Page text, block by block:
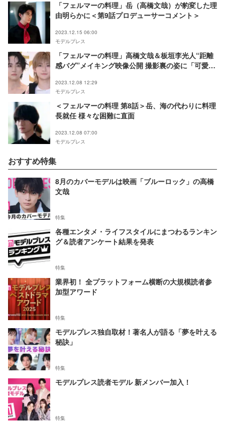
「フェルマーの料理」岳（高橋文哉）が豹変した理
由明らかに＜第9話プロデューサーコメント＞
2023.12.15 06:00
モデルプレス
「フェルマーの料理」高橋文哉＆板垣李光人“距離
感バグ”メイキング映像公開 撮影裏の姿に「可愛す
2023.12.08 12:29
モデルプレス
＜フェルマーの料理 第8話＞岳、海の代わりに料理
長就任 様々な困難に直面
2023.12.08 07:00
モデルプレス
おすすめ特集
8月のカバーモデルは映画「ブルーロック」の高橋
文哉
特集
各種エンタメ・ライフスタイルにまつわるランキン
グ＆読者アンケート結果を発表
特集
業界初！ 全プラットフォーム横断の大規模読者参
加型アワード
特集
モデルプレス独自取材！著名人が語る「夢を叶える
秘訣」
特集
モデルプレス読者モデル 新メンバー加入！
特集